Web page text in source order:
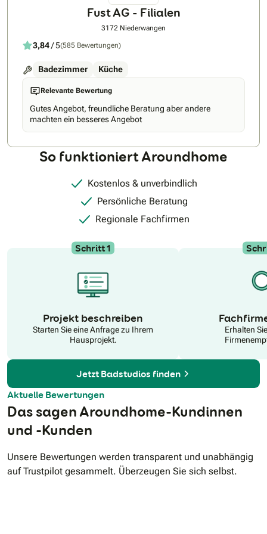
Fust AG - Filialen
3172 Niederwangen
3,84/ 5(585 Bewertungen)
Badezimmer Küche
Relevante Bewertung
Gutes Angebot, freundliche Beratung aber andere
machten ein besseres Angebot
So funktioniert Aroundhome
Kostenlos & unverbindlich
Persönliche Beratung
Regionale Fachfirmen
Schritt 1
Projekt beschreiben
Starten Sie eine Anfrage zu Ihrem
Hausprojekt.
Erhalten
Jetzt Badstudios finden
Aktuelle Bewertungen
Das sagen Aroundhome-Kundinnen
und -Kunden
Unsere Bewertungen werden transparent und unabhängig
auf Trustpilot gesammelt. Überzeugen Sie sich selbst.